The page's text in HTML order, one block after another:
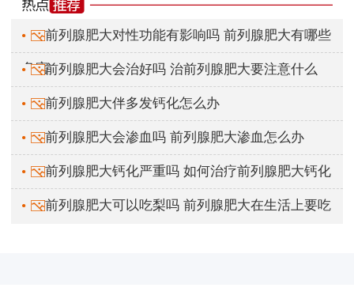
前列腺肥大对性功能有影响吗 前列腺肥大有哪些
危害前列腺肥大会治好吗 治前列腺肥大要注意什么
前列腺肥大伴多发钙化怎么办
前列腺肥大会渗血吗 前列腺肥大渗血怎么办
前列腺肥大钙化严重吗 如何治疗前列腺肥大钙化
前列腺肥大可以吃梨吗 前列腺肥大在生活上要吃